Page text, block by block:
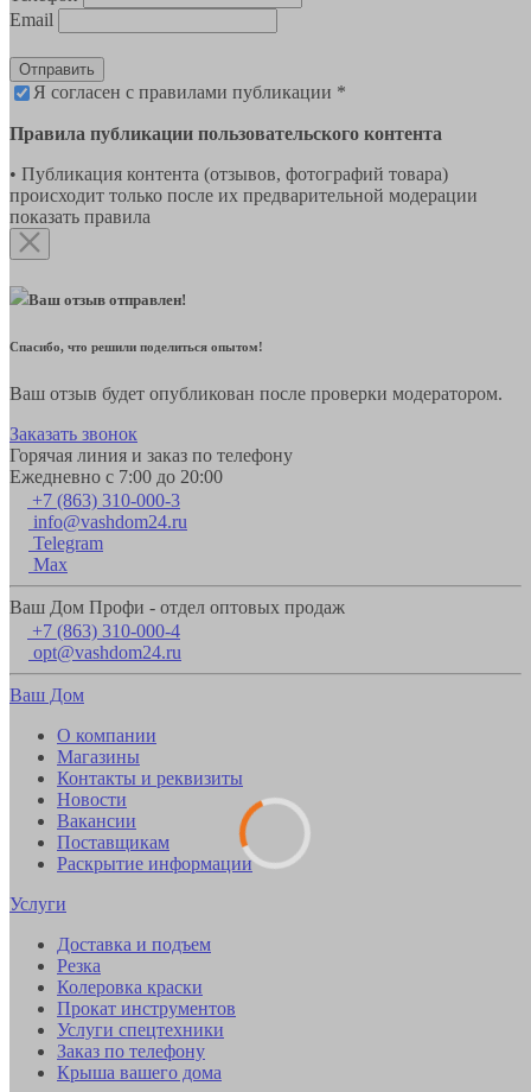
Email
Отправить
Я согласен с правилами публикации *
Правила публикации пользовательского контента
• Публикация контента (отзывов, фотографий товара)
происходит только после их предварительной модерации
показать правила
Ваш отзыв отправлен!
Спасибо, что решили поделиться опытом!
Ваш отзыв будет опубликован после проверки модератором.
Заказать звонок
Горячая линия и заказ по телефону
Ежедневно с 7:00 до 20:00
+7 (863) 310-000-3
info@vashdom24.ru
Telegram
Max
Ваш Дом Профи - отдел оптовых продаж
+7 (863) 310-000-4
opt@vashdom24.ru
Ваш Дом
О компании
Магазины
Контакты и реквизиты
Новости
Вакансии
Поставщикам
Раскрытие информации
Услуги
Доставка и подъем
Резка
Колеровка краски
Прокат инструментов
Услуги спецтехники
Заказ по телефону
Крыша вашего дома